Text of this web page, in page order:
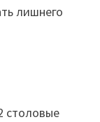
лишнего
столовые